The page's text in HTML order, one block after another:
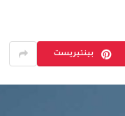
بينتيريست